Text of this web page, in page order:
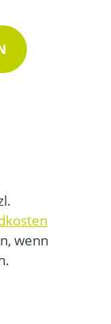
wenn